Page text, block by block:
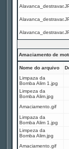
Amaciamento de
Nome do arquivo
Limpaza da
Bomba Alim 1.jpg
Limpeza da
Bomba Alim.jpg
Amaciamento.gif
Limpaza da
Bomba Alim 1.jpg
Limpeza da
Bomba Alim.jpg
Amaciamento.gif